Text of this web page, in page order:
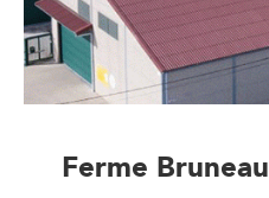
Ferme Bruneau